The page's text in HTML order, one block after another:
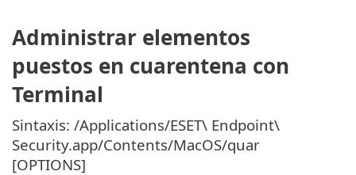
Administrar elementos
puestos en cuarentena con
Terminal
Sintaxis: /Applications/ESET\ Endpoint\
Security.app/Contents/MacOS/quar
[OPTIONS]